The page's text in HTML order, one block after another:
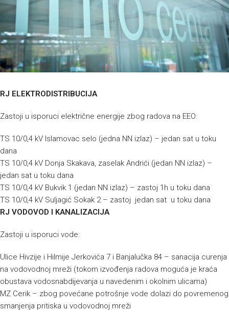
RJ ELEKTRODISTRIBUCIJA
Zastoji u isporuci električne energije zbog radova na EEO:
TS 10/0,4 kV Islamovac selo (jedna NN izlaz) – jedan sat u toku
dana
TS 10/0,4 kV Donja Skakava, zaselak Andrići (jedan NN izlaz) –
jedan sat u toku dana
TS 10/0,4 kV Bukvik 1 (jedan NN izlaz) – zastoj 1h u toku dana
TS 10/0,4 kV Suljagić Sokak 2 – zastoj jedan sat u toku dana
RJ VODOVOD I KANALIZACIJA
Zastoji u isporuci vode:
Ulice Hivzije i Hilmije Jerkovića 7 i Banjalučka 84 – sanacija curenja
na vodovodnoj mreži (tokom izvođenja radova moguća je kraća
obustava vodosnabdijevanja u navedenim i okolnim ulicama)
MZ Cerik – zbog povećane potrošnje vode dolazi do povremenog
smanjenja pritiska u vodovodnoj mreži